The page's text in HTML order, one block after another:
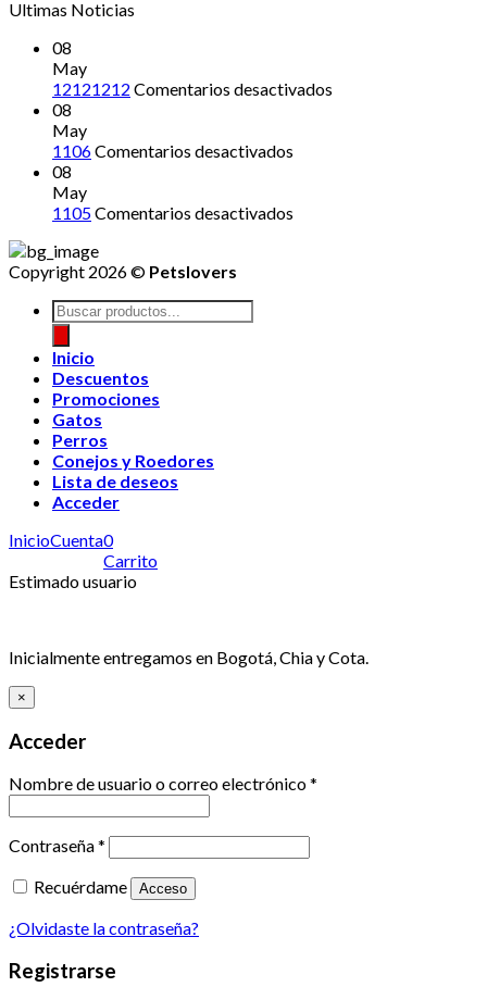
Ultimas Noticias
08
May
12121212 Comentarios desactivados
08
May
1106Comentarios desactivados
08
May
1105Comentarios desactivados
Copyright 2026 © Petslovers
Búsqueda
de
productos
Inicio
Descuentos
Promociones
Gatos
Perros
Conejos y Roedores
Lista de deseos
Acceder
InicioCuenta0
Carrito
Estimado usuario
Inicialmente entregamos en Bogotá, Chia y Cota.
×
Acceder
Nombre de usuario o correo electrónico*
Contraseña*
Recuérdame
Acceso
¿Olvidaste la contraseña?
Registrarse